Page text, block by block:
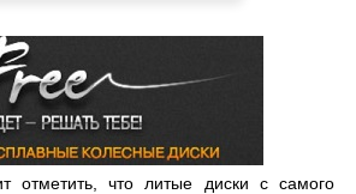
отметить, что литые диски с самого